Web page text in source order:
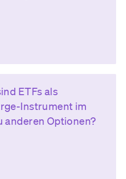
ETFs als
Instrument im
anderen Optionen?